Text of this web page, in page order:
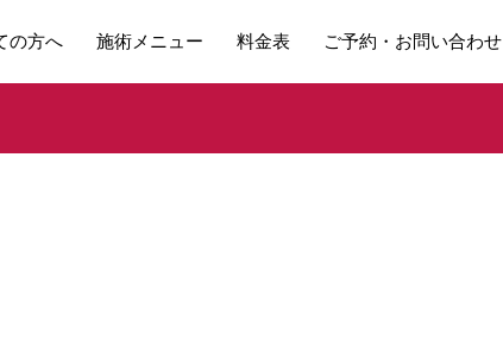
の方へ 施術メニュー 料金表 ご予約・お問い合わせ